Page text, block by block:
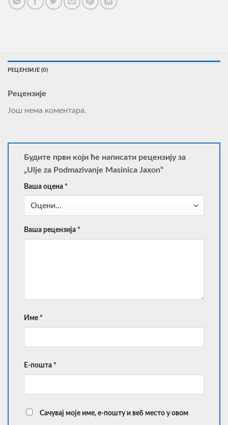
РЕЦЕНЗИЈЕ (0)
Рецензије
Још нема коментара.
Будите први који ће написати рецензију за
„Ulje za Podmazivanje Masinica Jaxon“
Ваша оцена *
Ваша рецензија *
Име *
Е-пошта *
Сачувај моје име, е-пошту и веб место у овом